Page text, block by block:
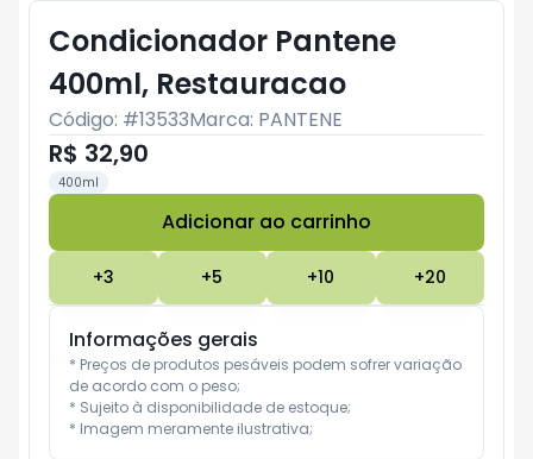
Condicionador Pantene
400ml, Restauracao
Código: #13533Marca: PANTENE
R$ 32,90
400ml
Adicionar ao carrinho
+3 +5 +10 +20
Informações gerais
* Preços de produtos pesáveis podem sofrer variação
de acordo com o peso;
* Sujeito à disponibilidade de estoque;
* Imagem meramente ilustrativa;